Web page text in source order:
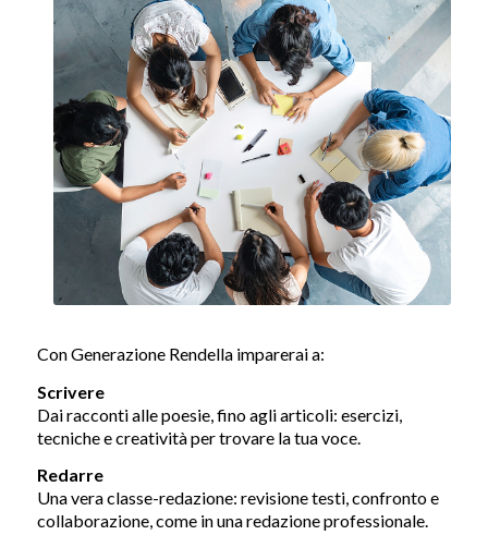
Con Generazione Rendella imparerai a:
Scrivere
Dai racconti alle poesie, fino agli articoli: esercizi,
tecniche e creatività per trovare la tua voce.
Redarre
Una vera classe-redazione: revisione testi, confronto e
collaborazione, come in una redazione professionale.